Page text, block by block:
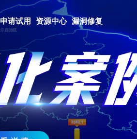
申请试用 资源中心 漏洞修复